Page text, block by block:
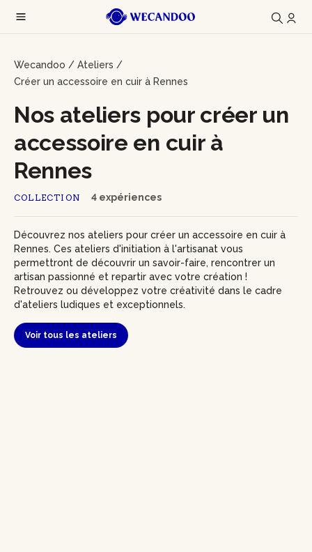
Wecandoo / Ateliers /
Créer un accessoire en cuir à Rennes
COLLECTION 4 expériences
Nos ateliers pour créer un
accessoire en cuir à
Rennes
Découvrez nos ateliers pour créer un accessoire en cuir à
Rennes. Ces ateliers d'initiation à l'artisanat vous
permettront de découvrir un savoir-faire, rencontrer un
artisan passionné et repartir avec votre création !
Retrouvez ou développez votre créativité dans le cadre
d'ateliers ludiques et exceptionnels.
Voir tous les ateliers